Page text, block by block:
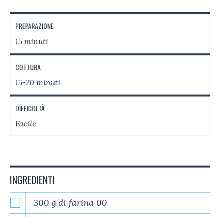
PREPARAZIONE
15 minuti
COTTURA
15-20 minuti
DIFFICOLTÀ
Facile
INGREDIENTI
300 g di farina 00